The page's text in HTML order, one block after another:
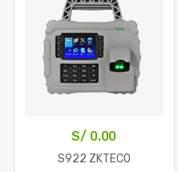
S/ 0.00
S922 ZKTECO